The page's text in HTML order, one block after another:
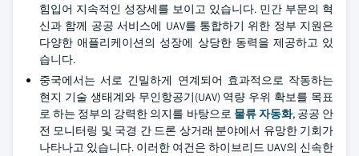
힘입어 지속적인 성장세를 보이고 있습니다. 민간 부문의 혁
신과 함께 공공 서비스에 UAV를 통합하기 위한 정부 지원은
다양한 애플리케이션의 성장에 상당한 동력을 제공하고 있
습니다.
중국에서는 서로 긴밀하게 연계되어 효과적으로 작동하는
현지 기술 생태계와 무인항공기(UAV) 역량 우위 확보를 목표
로 하는 정부의 강력한 의지를 바탕으로 물류 자동화, 공공 안
전 모니터링 및 국경 간 드론 상거래 분야에서 유망한 기회가
나타나고 있습니다. 이러한 여건은 하이브리드 UAV의 신속한